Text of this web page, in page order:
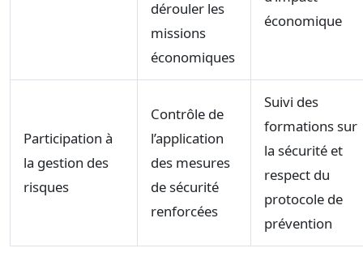
dérouler les
missions
économiques
économique
Participation à
la gestion des
risques
Contrôle de
l’application
des mesures
de sécurité
renforcées
Suivi des
formations sur
la sécurité et
respect du
protocole de
prévention